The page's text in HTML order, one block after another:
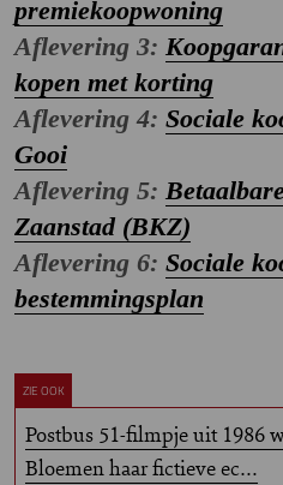
premiekoopwoning
Aflevering 3:
kopen met korting
Aflevering 4: Sociale
Gooi
Aflevering 5:
Zaanstad (BKZ)
Aflevering 6: Sociale
bestemmingsplan
ZIE OOK
Postbus 51-filmpje uit 1986
Bloemen haar fictieve ec…